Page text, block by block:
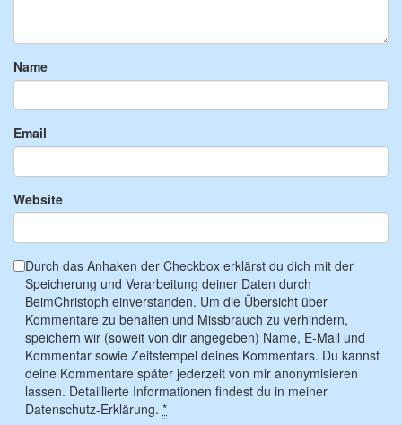
Name
Email
Website
Durch das Anhaken der Checkbox erklärst du dich mit der
Speicherung und Verarbeitung deiner Daten durch
BeimChristoph einverstanden. Um die Übersicht über
Kommentare zu behalten und Missbrauch zu verhindern,
speichern wir (soweit von dir angegeben) Name, E-Mail und
Kommentar sowie Zeitstempel deines Kommentars. Du kannst
deine Kommentare später jederzeit von mir anonymisieren
lassen. Detaillierte Informationen findest du in meiner
Datenschutz-Erklärung. *